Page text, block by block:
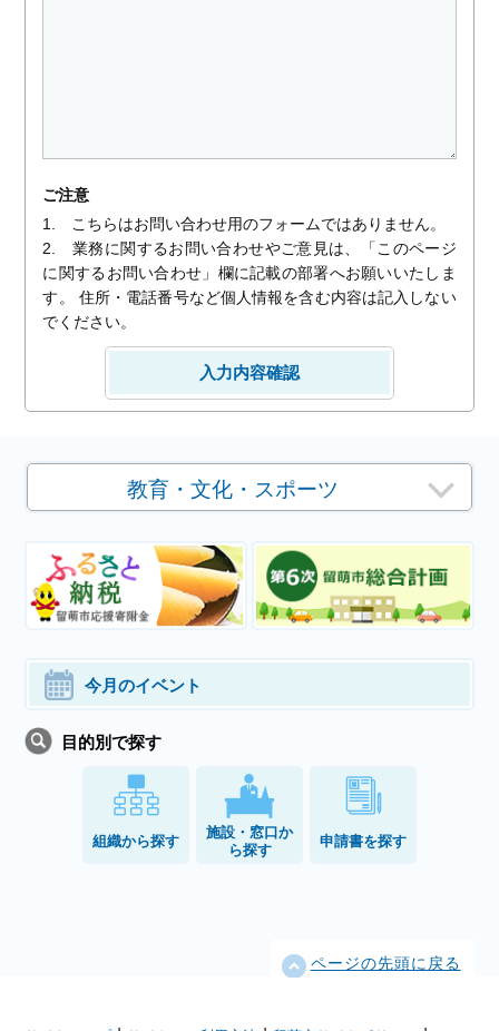
ご注意
1. こちらはお問い合わせ用のフォームではありません。
2. 業務に関するお問い合わせやご意見は、「このページ
に関するお問い合わせ」欄に記載の部署へお願いいたしま
す。 住所・電話番号など個人情報を含む内容は記入しない
でください。
教育・文化・スポーツ
今月のイベント
目的別で探す
組織から探す
施設・窓口か
ら探す
申請書を探す
ページの先頭に戻る